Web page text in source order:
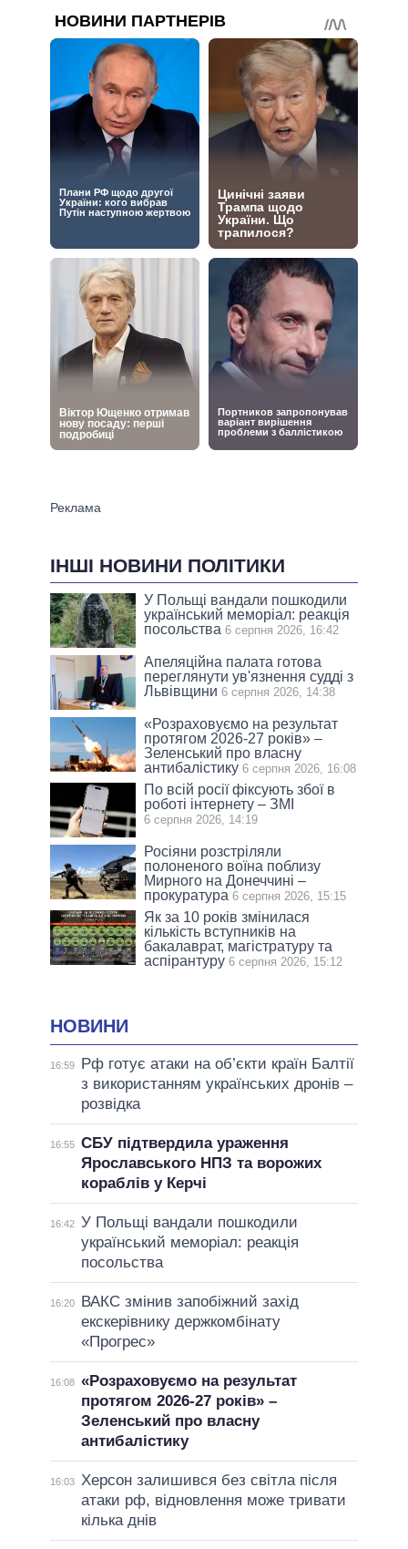
ІНШІ НОВИНИ ПОЛІТИКИ
У Польщі вандали пошкодили
український меморіал: реакція
посольства 6 серпня 2026, 16:42
Апеляційна палата готова
переглянути ув'язнення судді з
Львівщини 6 серпня 2026, 14:38
«Розраховуємо на результат
протягом 2026-27 років» –
Зеленський про власну
антибалістику 6 серпня 2026, 16:08
По всій росії фіксують збої в
роботі інтернету – ЗМІ
6 серпня 2026, 14:19
Росіяни розстріляли
полоненого воїна поблизу
Мирного на Донеччині –
прокуратура 6 серпня 2026, 15:15
Як за 10 років змінилася
кількість вступників на
бакалаврат, магістратуру та
аспірантуру 6 серпня 2026, 15:12
НОВИНИ
16:59
Рф готує атаки на об’єкти країн Балтії
з використанням українських дронів –
розвідка
16:55 СБУ підтвердила ураження
Ярославського НПЗ та ворожих
кораблів у Керчі
16:42 У Польщі вандали пошкодили
український меморіал: реакція
посольства
16:20
ВАКС змінив запобіжний захід
екскерівнику держкомбінату
«Прогрес»
16:08 «Розраховуємо на результат
протягом 2026-27 років» –
Зеленський про власну
антибалістику
16:03
Херсон залишився без світла після
атаки рф, відновлення може тривати
кілька днів